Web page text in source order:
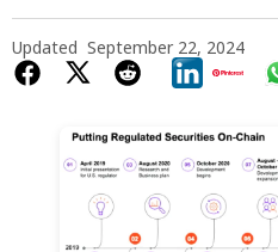
-5.74%
Updated September 22, 2024